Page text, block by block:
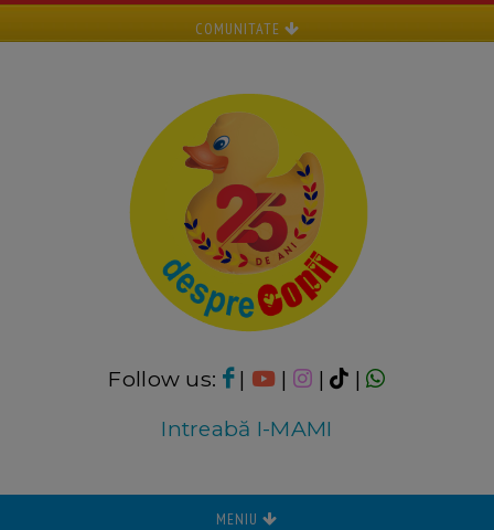
COMUNITATE
Follow us: | | |
|
Intreabă I-MAMI
MENIU